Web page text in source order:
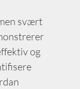
svært
og